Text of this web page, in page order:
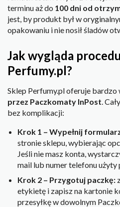
terminu aż do 100 dni od
jest, by produkt był w
opakowaniu i nie nosił śladów
Jak wygląda
Perfumy.pl?
Sklep Perfumy.pl oferuje bardzo
przez Paczkomaty InPost .
bez komplikacji:
Krok 1 – Wypełnij
stronie sklepu, wybierając
Jeśli nie masz konta,
mail lub numer telefonu użyty
Krok 2 – Przygotuj paczkę:
etykietę i zapisz na kartonie
przesyłkę w dowolnym